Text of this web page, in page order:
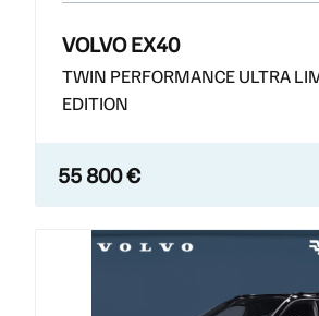
VOLVO EX40
TWIN PERFORMANCE ULTRA
EDITION
55 800 €